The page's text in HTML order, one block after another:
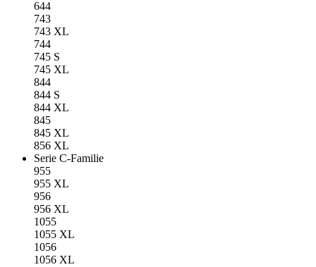
644
743
743 XL
744
745 S
745 XL
844
844 S
844 XL
845
845 XL
856 XL
Serie C-Familie
955
955 XL
956
956 XL
1055
1055 XL
1056
1056 XL